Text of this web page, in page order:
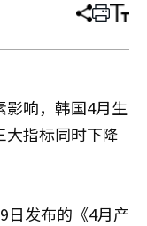
分
章
打 调
小
影响，韩国4月生
大指标同时下降
日发布的《4月产